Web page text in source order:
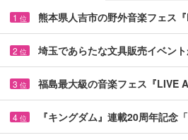
1 位 熊本県人吉市の野外音楽フェス
2 位 埼玉であらたな文具販売イベン
3 位 福島最大級の音楽フェス『LIVE
4 位 『キングダム』連載20周年記念